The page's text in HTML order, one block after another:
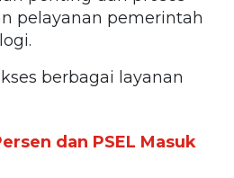
pelayanan pemerintah
berbagai layanan
dan PSEL Masuk